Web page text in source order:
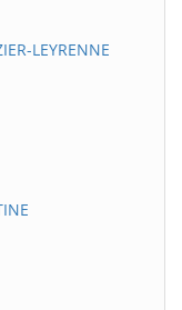
LEYRENNE